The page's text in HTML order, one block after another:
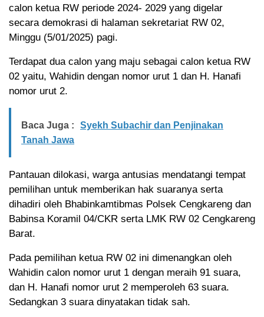
calon ketua RW periode 2024- 2029 yang digelar
secara demokrasi di halaman sekretariat RW 02,
Minggu (5/01/2025) pagi.
Terdapat dua calon yang maju sebagai calon ketua RW
02 yaitu, Wahidin dengan nomor urut 1 dan H. Hanafi
nomor urut 2.
Baca Juga :
Syekh Subachir dan Penjinakan
Tanah Jawa
Pantauan dilokasi, warga antusias mendatangi tempat
pemilihan untuk memberikan hak suaranya serta
dihadiri oleh Bhabinkamtibmas Polsek Cengkareng dan
Babinsa Koramil 04/CKR serta LMK RW 02 Cengkareng
Barat.
Pada pemilihan ketua RW 02 ini dimenangkan oleh
Wahidin calon nomor urut 1 dengan meraih 91 suara,
dan H. Hanafi nomor urut 2 memperoleh 63 suara.
Sedangkan 3 suara dinyatakan tidak sah.